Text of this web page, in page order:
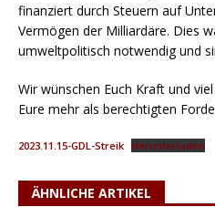
finanziert durch Steuern auf
Vermögen der Milliardäre. Dies
umweltpolitisch notwendig und
Wir wünschen Euch Kraft und
Eure mehr als berechtigten
2023.11.15-GDL-Streik Herunterladen
ÄHNLICHE ARTIKEL